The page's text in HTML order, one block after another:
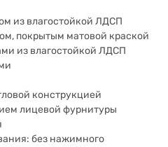
из влагостойкой ЛДСП
покрытым матовой краской
из влагостойкой ЛДСП
конструкцией
лицевой фурнитуры
без нажимного